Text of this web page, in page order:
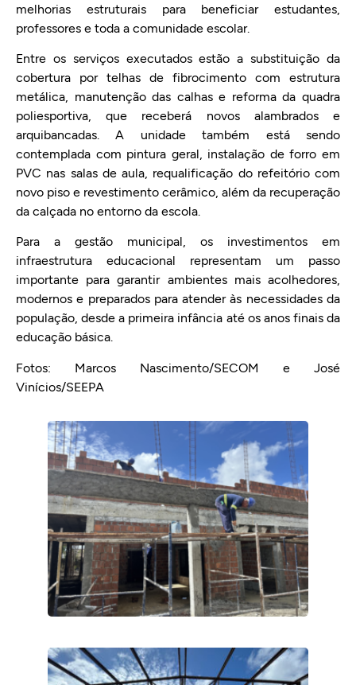
melhorias estruturais para beneficiar estudantes,
professores e toda a comunidade escolar.
Entre os serviços executados estão a substituição da
cobertura por telhas de fibrocimento com estrutura
metálica, manutenção das calhas e reforma da quadra
poliesportiva, que receberá novos alambrados e
arquibancadas. A unidade também está sendo
contemplada com pintura geral, instalação de forro em
PVC nas salas de aula, requalificação do refeitório com
novo piso e revestimento cerâmico, além da recuperação
da calçada no entorno da escola.
Para a gestão municipal, os investimentos em
infraestrutura educacional representam um passo
importante para garantir ambientes mais acolhedores,
modernos e preparados para atender às necessidades da
população, desde a primeira infância até os anos finais da
educação básica.
Fotos: Marcos Nascimento/SECOM e José
Vinícios/SEEPA